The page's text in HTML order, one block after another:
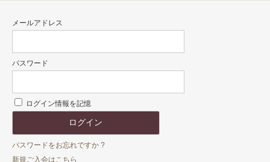
メールアドレス
パスワード
ログイン情報を記憶
パスワードをお忘れですか ?
新規ご入会はこちら